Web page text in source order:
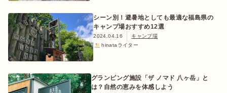
シーン別！避暑地としても最適な福島県の
キャンプ場おすすめ12選
2024.04.16
キャンプ場
hinataライター
グランピング施設「ザ ノマド 八ヶ岳」と
は？自然の恵みを体感しよう
おすすめ特集
キャンプ用品